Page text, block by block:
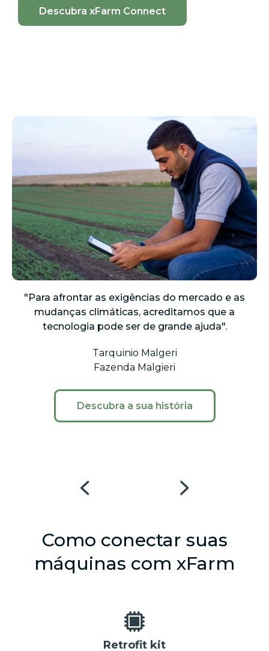
Descubra xFarm Connect
"Para afrontar as exigências do mercado e as
mudanças climáticas, acreditamos que a
tecnologia pode ser de grande ajuda".
Tarquinio Malgeri
Fazenda Malgieri
Descubra a sua história
Como conectar suas
máquinas com xFarm
Retrofit kit